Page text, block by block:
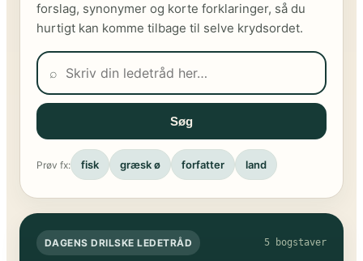
forslag, synonymer og korte forklaringer, så du
hurtigt kan komme tilbage til selve krydsordet.
⌕
Søg
Prøv fx: fisk græsk ø forfatter land
DAGENS DRILSKE LEDETRÅD 5 bogstaver